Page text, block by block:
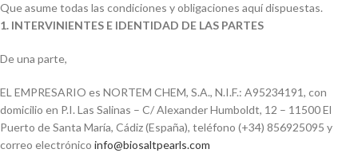
Que asume todas las condiciones y obligaciones aquí dispuestas.
1. INTERVINIENTES E IDENTIDAD DE LAS PARTES
De una parte,
EL EMPRESARIO es NORTEM CHEM, S.A., N.I.F.: A95234191, con
domicilio en P.I. Las Salinas – C/ Alexander Humboldt, 12 – 11500 El
Puerto de Santa María, Cádiz (España), teléfono (+34) 856925095 y
correo electrónico info@biosaltpearls.com